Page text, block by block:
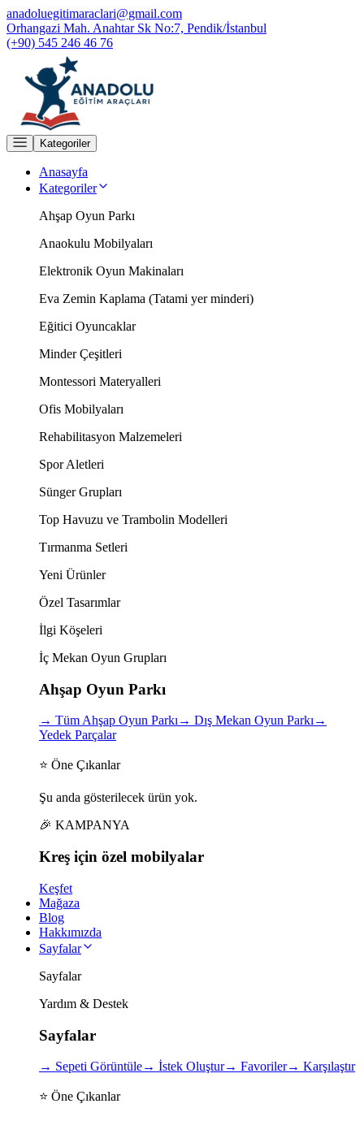
anadoluegitimaraclari@gmail.com
Orhangazi Mah. Anahtar Sk No:7, Pendik/İstanbul
(+90) 545 246 46 76
Kategoriler
Anasayfa
Kategoriler
Ahşap Oyun Parkı
Anaokulu Mobilyaları
Elektronik Oyun Makinaları
Eva Zemin Kaplama (Tatami yer minderi)
Eğitici Oyuncaklar
Minder Çeşitleri
Montessori Materyalleri
Ofis Mobilyaları
Rehabilitasyon Malzemeleri
Spor Aletleri
Sünger Grupları
Top Havuzu ve Trambolin Modelleri
Tırmanma Setleri
Yeni Ürünler
Özel Tasarımlar
İlgi Köşeleri
İç Mekan Oyun Grupları
Ahşap Oyun Parkı
→ Tüm Ahşap Oyun Parkı→ Dış Mekan Oyun Parkı→
Yedek Parçalar
⭐ Öne Çıkanlar
Şu anda gösterilecek ürün yok.
🎉 KAMPANYA
Kreş için özel mobilyalar
Keşfet
Mağaza
Blog
Hakkımızda
Sayfalar
Sayfalar
Yardım & Destek
Sayfalar
→ Sepeti Görüntüle→ İstek Oluştur→ Favoriler→ Karşılaştır
⭐ Öne Çıkanlar